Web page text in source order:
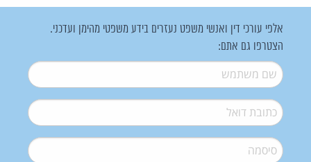
אלפי עורכי דין ואנשי משפט נעזרים בידע משפטי מהימן ועדכני.
הצטרפו גם אתם:
שם משתמש*
דואל*
סיסמה*